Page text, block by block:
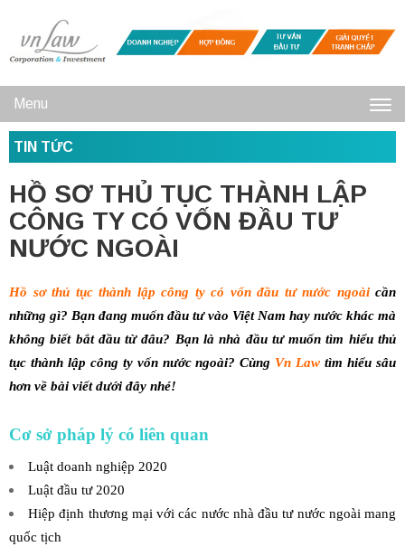
Menu
TIN TỨC
HỒ SƠ THỦ TỤC THÀNH LẬP
CÔNG TY CÓ VỐN ĐẦU TƯ
NƯỚC NGOÀI
Hồ sơ thủ tục thành lập công ty có vốn đầu tư nước ngoài cần
những gì? Bạn đang muốn đầu tư vào Việt Nam hay nước khác mà
không biết bắt đầu từ đâu? Bạn là nhà đầu tư muốn tìm hiểu thủ
tục thành lập công ty vốn nước ngoài? Cùng Vn Law tìm hiểu sâu
hơn về bài viết dưới đây nhé!
Cơ sở pháp lý có liên quan
Luật doanh nghiệp 2020
Luật đầu tư 2020
Hiệp định thương mại với các nước nhà đầu tư nước ngoài mang
quốc tịch